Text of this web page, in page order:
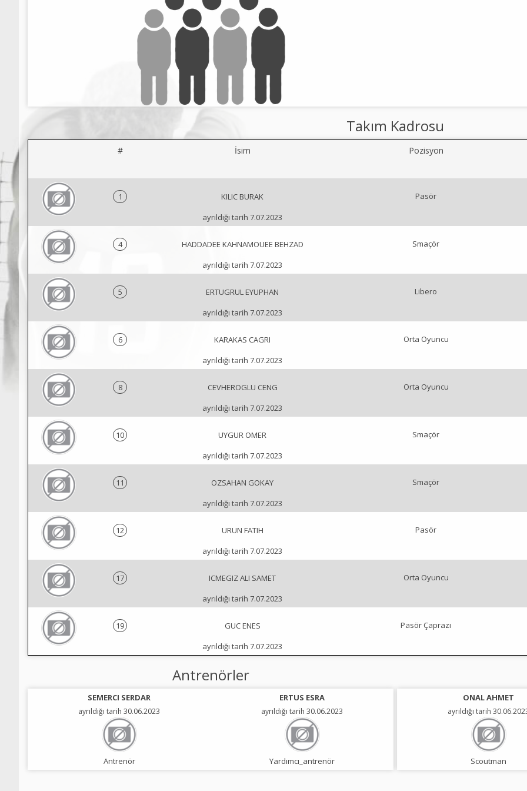
Takım Kadrosu
# İsim Pozisyon
1
KILIC BURAK
ayrıldığı tarih 7.07.2023
Pasör
4
HADDADEE KAHNAMOUEE BEHZAD
ayrıldığı tarih 7.07.2023
Smaçör
5
ERTUGRUL EYUPHAN
ayrıldığı tarih 7.07.2023
Libero
6
KARAKAS CAGRI
ayrıldığı tarih 7.07.2023
Orta Oyuncu
8
CEVHEROGLU CENG
ayrıldığı tarih 7.07.2023
Orta Oyuncu
10
UYGUR OMER
ayrıldığı tarih 7.07.2023
Smaçör
11
OZSAHAN GOKAY
ayrıldığı tarih 7.07.2023
Smaçör
12
URUN FATIH
ayrıldığı tarih 7.07.2023
Pasör
17
ICMEGIZ ALI SAMET
ayrıldığı tarih 7.07.2023
Orta Oyuncu
19
GUC ENES
ayrıldığı tarih 7.07.2023
Pasör Çaprazı
Antrenörler
SEMERCI SERDAR
ayrıldığı tarih 30.06.2023
Antrenör
ERTUS ESRA
ayrıldığı tarih 30.06.2023
Yardımcı_antrenör
ONAL AHMET
ayrıldığı tarih
Scoutman